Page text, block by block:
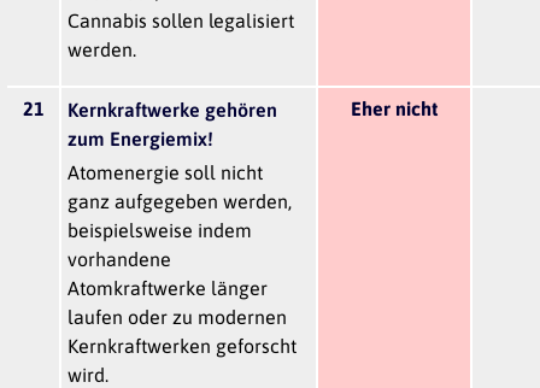
Cannabis sollen legalisiert
werden.
21
Kernkraftwerke gehören
zum Energiemix!
Atomenergie soll nicht
ganz aufgegeben werden,
beispielsweise indem
vorhandene
Atomkraftwerke länger
laufen oder zu modernen
Kernkraftwerken geforscht
wird.
Eher nicht